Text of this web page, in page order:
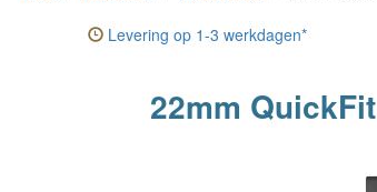
homepage
Levering op 1-3 werkdagen*
22mm